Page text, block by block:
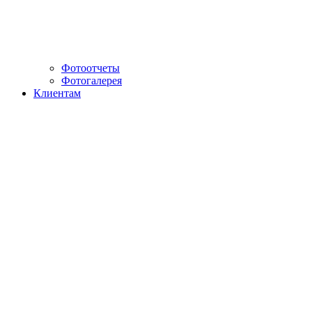
Фотоотчеты
Фотогалерея
Клиентам